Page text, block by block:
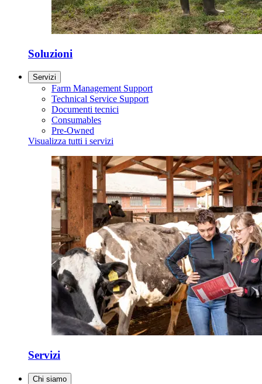
Soluzioni
Servizi
Farm Management Support
Technical Service Support
Documenti tecnici
Consumables
Pre-Owned
Visualizza tutti i servizi
Servizi
Chi siamo